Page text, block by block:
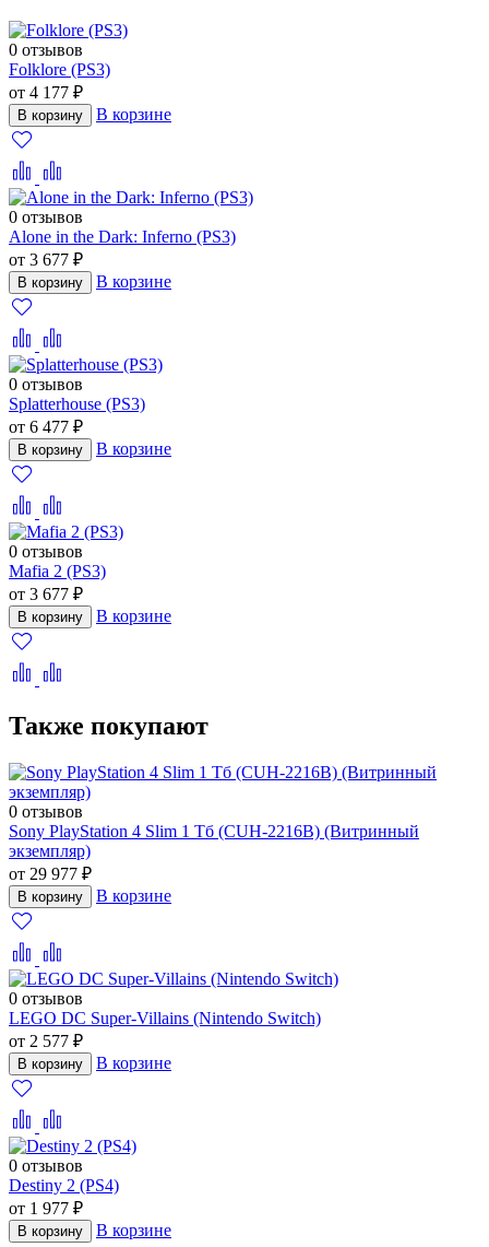
0 отзывов
Folklore (PS3)
от 4 177 ₽
В корзину В корзине
0 отзывов
Alone in the Dark: Inferno (PS3)
от 3 677 ₽
В корзину В корзине
0 отзывов
Splatterhouse (PS3)
от 6 477 ₽
В корзину В корзине
0 отзывов
Mafia 2 (PS3)
от 3 677 ₽
В корзину В корзине
Также покупают
0 отзывов
Sony PlayStation 4 Slim 1 Тб (CUH-2216B) (Витринный
экземпляр)
от 29 977 ₽
В корзину В корзине
0 отзывов
LEGO DC Super-Villains (Nintendo Switch)
от 2 577 ₽
В корзину В корзине
0 отзывов
Destiny 2 (PS4)
от 1 977 ₽
В корзину В корзине